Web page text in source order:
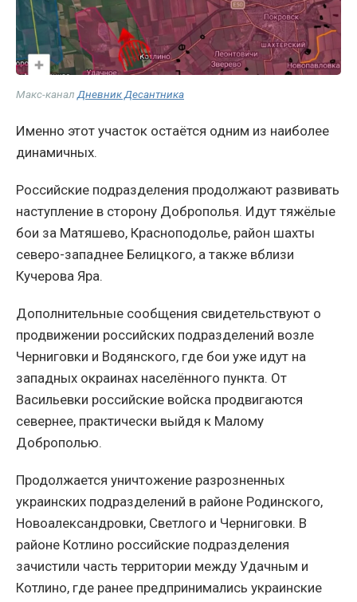
Макс-каналДневник Десантника
Именно этот участок остаётся одним из наиболее
динамичных.
Российские подразделения продолжают развивать
наступление в сторону Доброполья. Идут тяжёлые
бои за Матяшево, Красноподолье, район шахты
северо-западнее Белицкого, а также вблизи
Кучерова Яра.
Дополнительные сообщения свидетельствуют о
продвижении российских подразделений возле
Черниговки и Водянского, где бои уже идут на
западных окраинах населённого пункта. От
Васильевки российские войска продвигаются
севернее, практически выйдя к Малому
Доброполью.
Продолжается уничтожение разрозненных
украинских подразделений в районе Родинского,
Новоалександровки, Светлого и Черниговки. В
районе Котлино российские подразделения
зачистили часть территории между Удачным и
Котлино, где ранее предпринимались украинские